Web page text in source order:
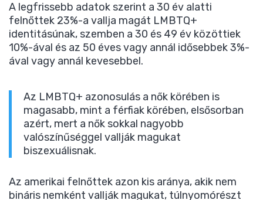
A legfrissebb adatok szerint a 30 év alatti
felnőttek 23%-a vallja magát LMBTQ+
identitásúnak, szemben a 30 és 49 év közöttiek
10%-ával és az 50 éves vagy annál idősebbek 3%-
ával vagy annál kevesebbel.
Az LMBTQ+ azonosulás a nők körében is
magasabb, mint a férfiak körében, elsősorban
azért, mert a nők sokkal nagyobb
valószínűséggel vallják magukat
biszexuálisnak.
Az amerikai felnőttek azon kis aránya, akik nem
bináris nemként vallják magukat, túlnyomórészt